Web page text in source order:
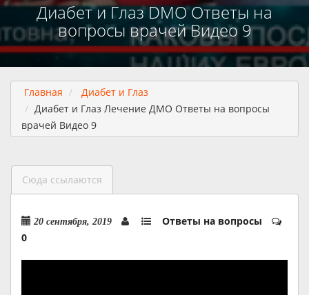
Диабет и Глаз DMO Ответы на
вопросы врачей Видео 9
Главная
Диабет и Глаз
Диабет и Глаз Лечение ДМО Ответы на вопросы
врачей Видео 9
Сюда ссылаются
20 сентября, 2019
Ответы на вопросы
0